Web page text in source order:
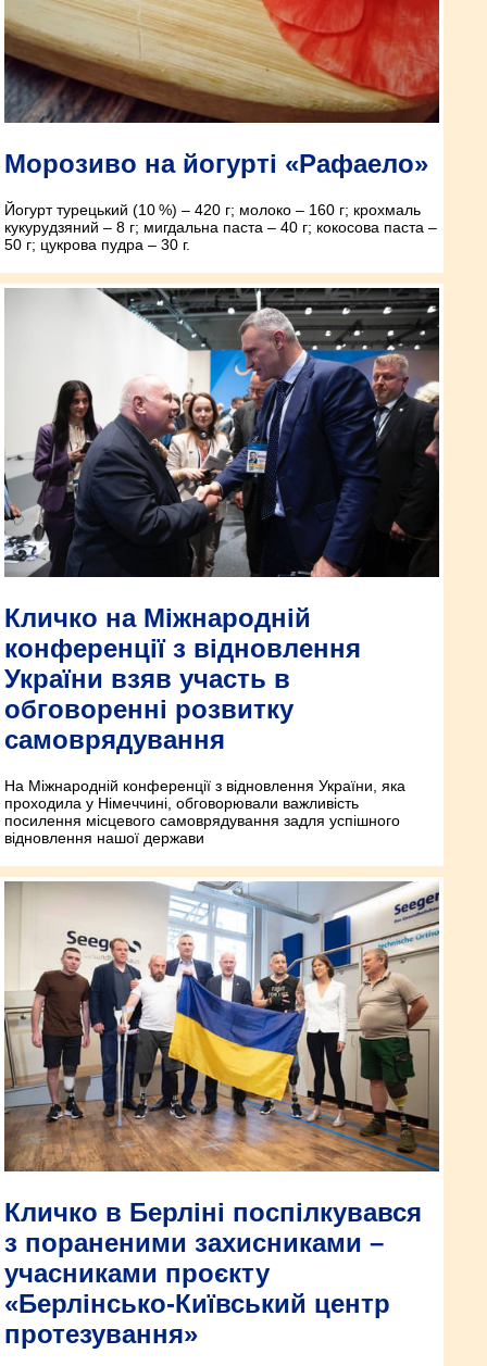
Морозиво на йогурті «Рафаело»
Йогурт турецький (10 %) – 420 г; молоко – 160 г; крохмаль
кукурудзяний – 8 г; мигдальна паста – 40 г; кокосова паста –
50 г; цукрова пудра – 30 г.
Кличко на Міжнародній
конференції з відновлення
України взяв участь в
обговоренні розвитку
самоврядування
На Міжнародній конференції з відновлення України, яка
проходила у Німеччині, обговорювали важливість
посилення місцевого самоврядування задля успішного
відновлення нашої держави
Кличко в Берліні поспілкувався
з пораненими захисниками –
учасниками проєкту
«Берлінсько-Київський центр
протезування»